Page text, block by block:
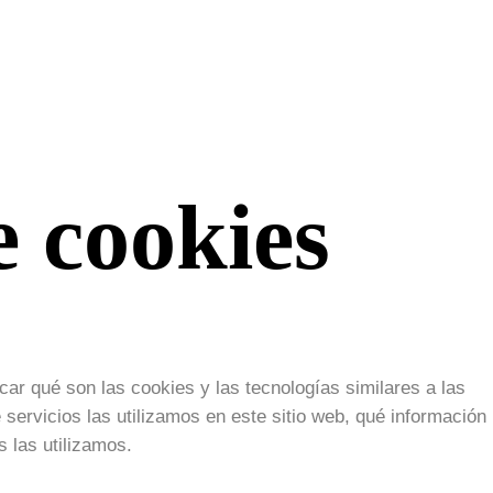
cookies
qué son las cookies y las tecnologías similares a las
las utilizamos en este sitio web, qué información
las utilizamos.